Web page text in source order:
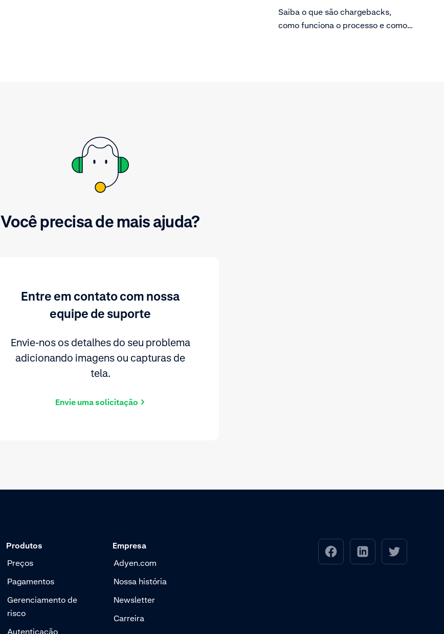
Saiba o que são chargebacks,
como funciona o processo e como
Você precisa de mais ajuda?
Entre em contato com nossa
equipe de suporte
Envie-nos os detalhes do seu problema
adicionando imagens ou capturas de
tela.
Envie uma solicitação
Produtos
Preços
Pagamentos
Gerenciamento de
risco
Autenticação
Empresa
Adyen.com
Nossa história
Newsletter
Carreira